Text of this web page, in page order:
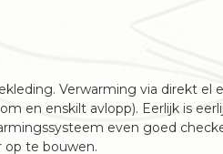
Verwarming via direkt el
en enskilt avlopp). Eerlijk is
even goed
op te bouwen.